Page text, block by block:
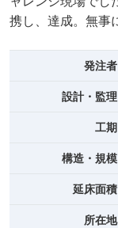
携し、達成。無事
発注者
設計・監理
工期
構造・規模
延床面積
所在地